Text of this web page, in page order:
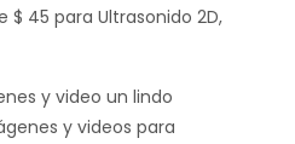
45 para Ultrasonido 2D,
y video un lindo
y videos para